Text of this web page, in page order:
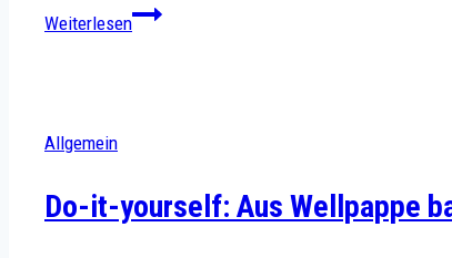
Weiterlesen8ung
Allgemein
Do-it-yourself: Aus Wellpappe